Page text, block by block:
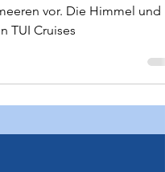
vor. Die Himmel und
TUI Cruises